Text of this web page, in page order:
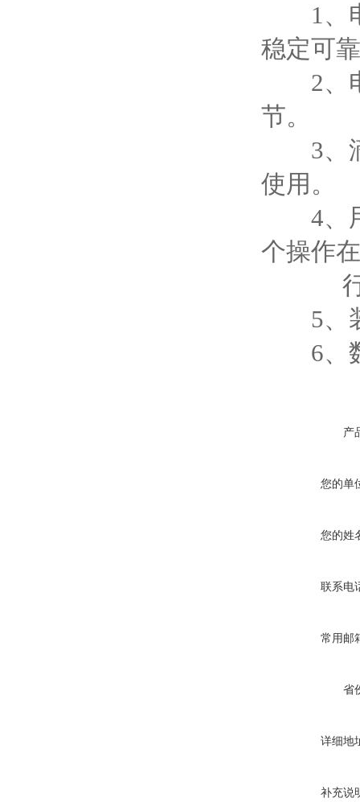
1、电
稳定可
2、电
节。
3、滴
使用。
4、用
个操作
行，
5、装
6、数
产
您的单
您的姓
联系电
常用邮
省
详细地
补充说